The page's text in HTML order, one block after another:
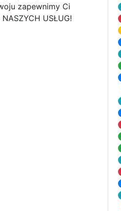
zapewnimy Ci
USŁUG!